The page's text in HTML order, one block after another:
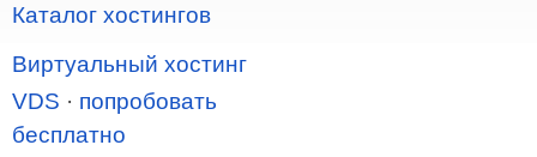
Каталог хостингов
Виртуальный хостинг
VDS · попробовать
бесплатно